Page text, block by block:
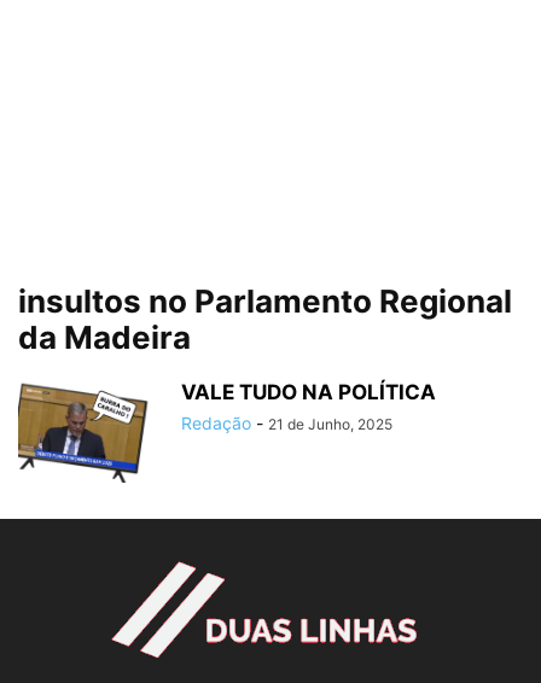
insultos no Parlamento Regional
da Madeira
VALE TUDO NA POLÍTICA
Redação - 21 de Junho, 2025